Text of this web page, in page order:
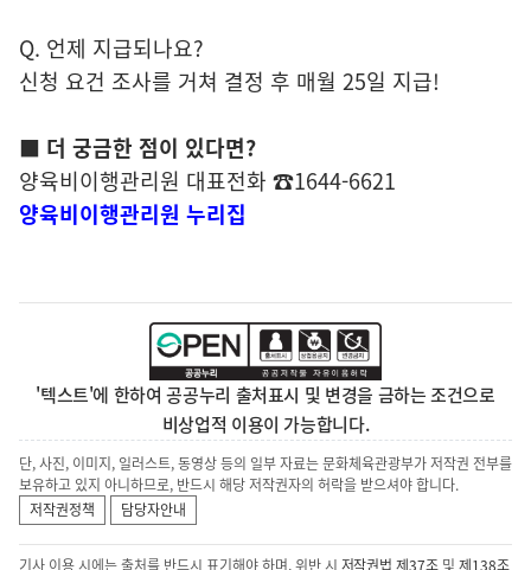
Q. 언제 지급되나요?
신청 요건 조사를 거쳐 결정 후 매월 25일 지급!
■ 더 궁금한 점이 있다면?
양육비이행관리원 대표전화 ☎1644-6621
양육비이행관리원 누리집
'텍스트'에 한하여 공공누리 출처표시 및 변경을 금하는 조건으로
비상업적 이용이 가능합니다.
단, 사진, 이미지, 일러스트, 동영상 등의 일부 자료는 문화체육관광부가 저작권 전부를
보유하고 있지 아니하므로, 반드시 해당 저작권자의 허락을 받으셔야 합니다.
저작권정책
담당자안내
기사 이용 시에는 출처를 반드시 표기해야 하며, 위반 시 저작권법 제37조 및제138조